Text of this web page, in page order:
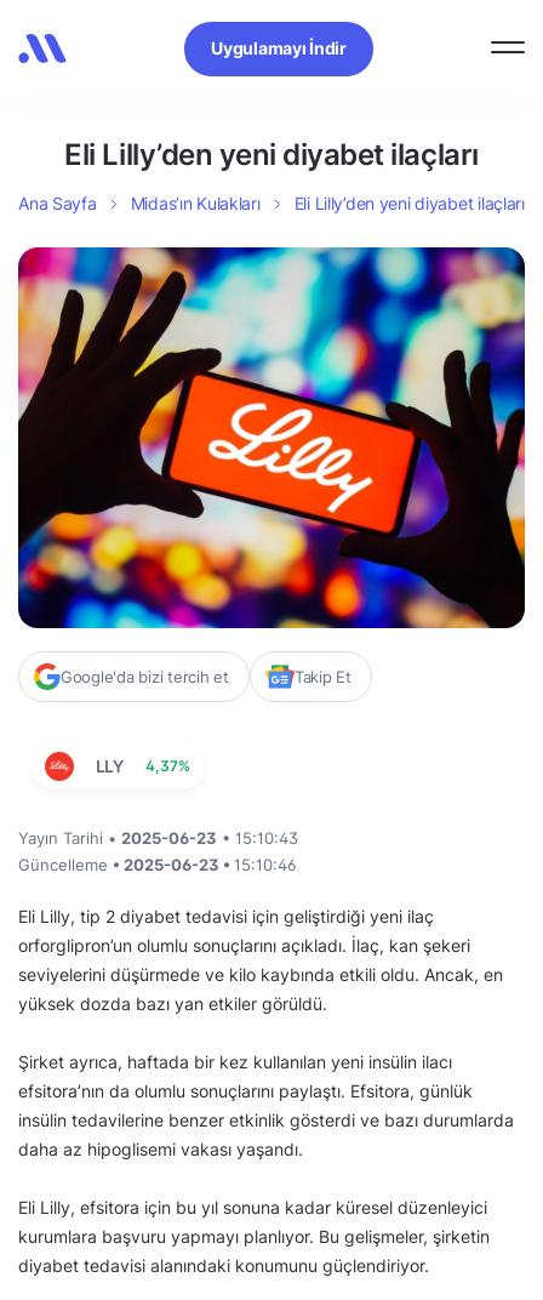
Uygulamayı İndir
Eli Lilly’den yeni diyabet ilaçları
Ana Sayfa Midas’ın Kulakları Eli Lilly’den yeni diyabet ilaçları
Google'da bizi tercih et Takip Et
LLY 4,37%
Yayın Tarihi • 2025-06-23 • 15:10:43
Güncelleme • 2025-06-23 • 15:10:46
Eli Lilly, tip 2 diyabet tedavisi için geliştirdiği yeni ilaç
orforglipron’un olumlu sonuçlarını açıkladı. İlaç, kan şekeri
seviyelerini düşürmede ve kilo kaybında etkili oldu. Ancak, en
yüksek dozda bazı yan etkiler görüldü.
Şirket ayrıca, haftada bir kez kullanılan yeni insülin ilacı
efsitora’nın da olumlu sonuçlarını paylaştı. Efsitora, günlük
insülin tedavilerine benzer etkinlik gösterdi ve bazı durumlarda
daha az hipoglisemi vakası yaşandı.
Eli Lilly, efsitora için bu yıl sonuna kadar küresel düzenleyici
kurumlara başvuru yapmayı planlıyor. Bu gelişmeler, şirketin
diyabet tedavisi alanındaki konumunu güçlendiriyor.